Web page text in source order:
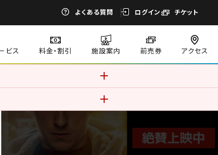
よくある質問 ログイン チケット
ビス 料金・割引 施設案内 前売券 アクセス
このままご利用になる場合、